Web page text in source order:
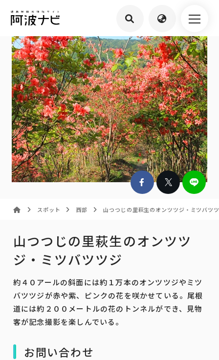
スポット 西部 山つつじの里萩生のオンツツジ・ミツバツ
山つつじの里萩生のオンツツ
ジ・ミツバツツジ
約４０アールの斜面には約１万本のオンツツジやミツ
バツツジが赤や紫、ピンクの花を咲かせている。尾根
道には約２００メートルの花のトンネルができ、見物
客が記念撮影を楽しんでいる。
お問い合わせ